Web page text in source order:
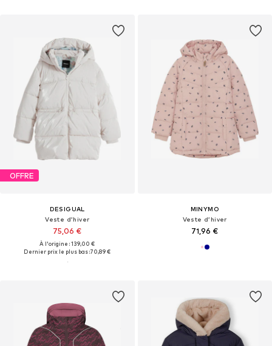
OFFRE
DESIGUAL
Veste d’hiver
75,06 €
À l'origine : 139,00 €
Dernier prix le plus bas :70,89 €
MINYMO
Veste d’hiver
71,96 €